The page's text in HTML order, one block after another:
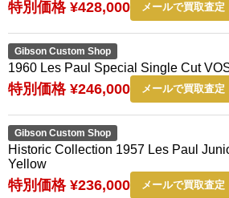
特別価格 ¥428,000 メールで買取査定
Gibson Custom Shop
1960 Les Paul Special Single Cut
特別価格 ¥246,000 メールで買取査定
Gibson Custom Shop
Historic Collection 1957 Les Paul
Yellow
特別価格 ¥236,000 メールで買取査定